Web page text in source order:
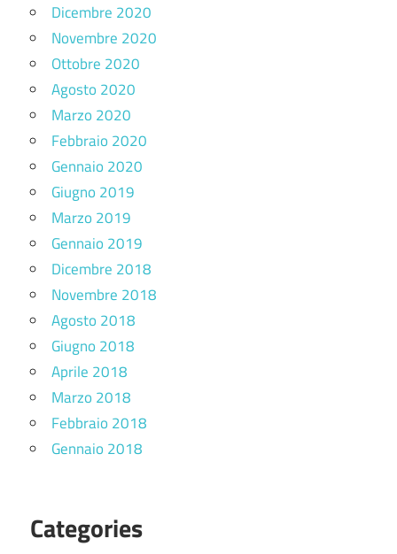
Dicembre 2020
Novembre 2020
Ottobre 2020
Agosto 2020
Marzo 2020
Febbraio 2020
Gennaio 2020
Giugno 2019
Marzo 2019
Gennaio 2019
Dicembre 2018
Novembre 2018
Agosto 2018
Giugno 2018
Aprile 2018
Marzo 2018
Febbraio 2018
Gennaio 2018
Categories